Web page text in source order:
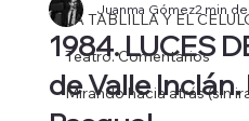
LA TABLILLA Y EL
Teatro. Comentarios
Mirando hacia atrás (sin
1984. LUCES
de Valle
Juanma Gómez2 min